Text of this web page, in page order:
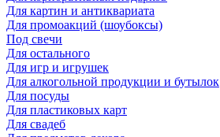
Для картин и антиквариата
Для промоакций (шоубоксы)
Под свечи
Для остального
Для игр и игрушек
Для алкогольной продукции и бутылок
Для посуды
Для пластиковых карт
Для свадеб